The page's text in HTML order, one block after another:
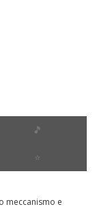
🎵
⭐️
meccanismo e